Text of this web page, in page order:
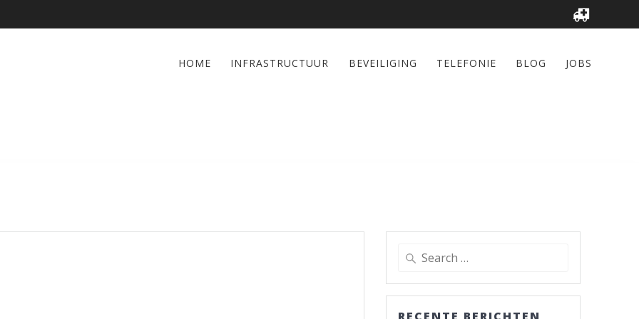
HOME INFRASTRUCTUUR BEVEILIGING TELEFONIE BLOG JOBS
Search